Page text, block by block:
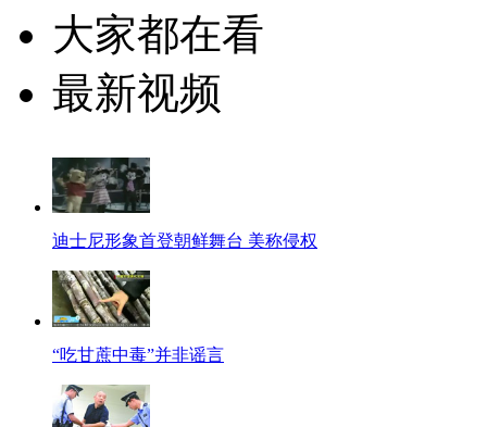
大家都在看
最新视频
迪士尼形象首登朝鲜舞台 美称侵权
“吃甘蔗中毒”并非谣言